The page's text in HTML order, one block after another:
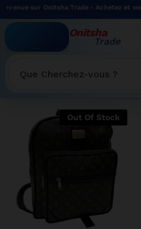
Trade - Achetez et vendez
Onitsha
Trade
Recherche
WELCOME TO
Out Of Stock